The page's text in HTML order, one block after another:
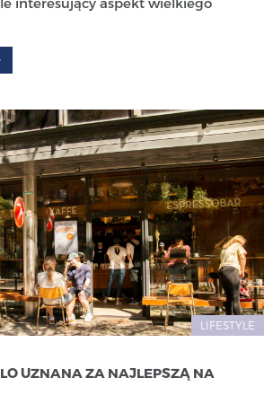
LIFESTYLE
UZNANA ZA NAJLEPSZĄ NA